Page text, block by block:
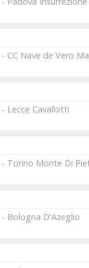
CC Nave de Vero
Lecce Cavallotti
Torino Monte Di
Bologna D'Azeglio